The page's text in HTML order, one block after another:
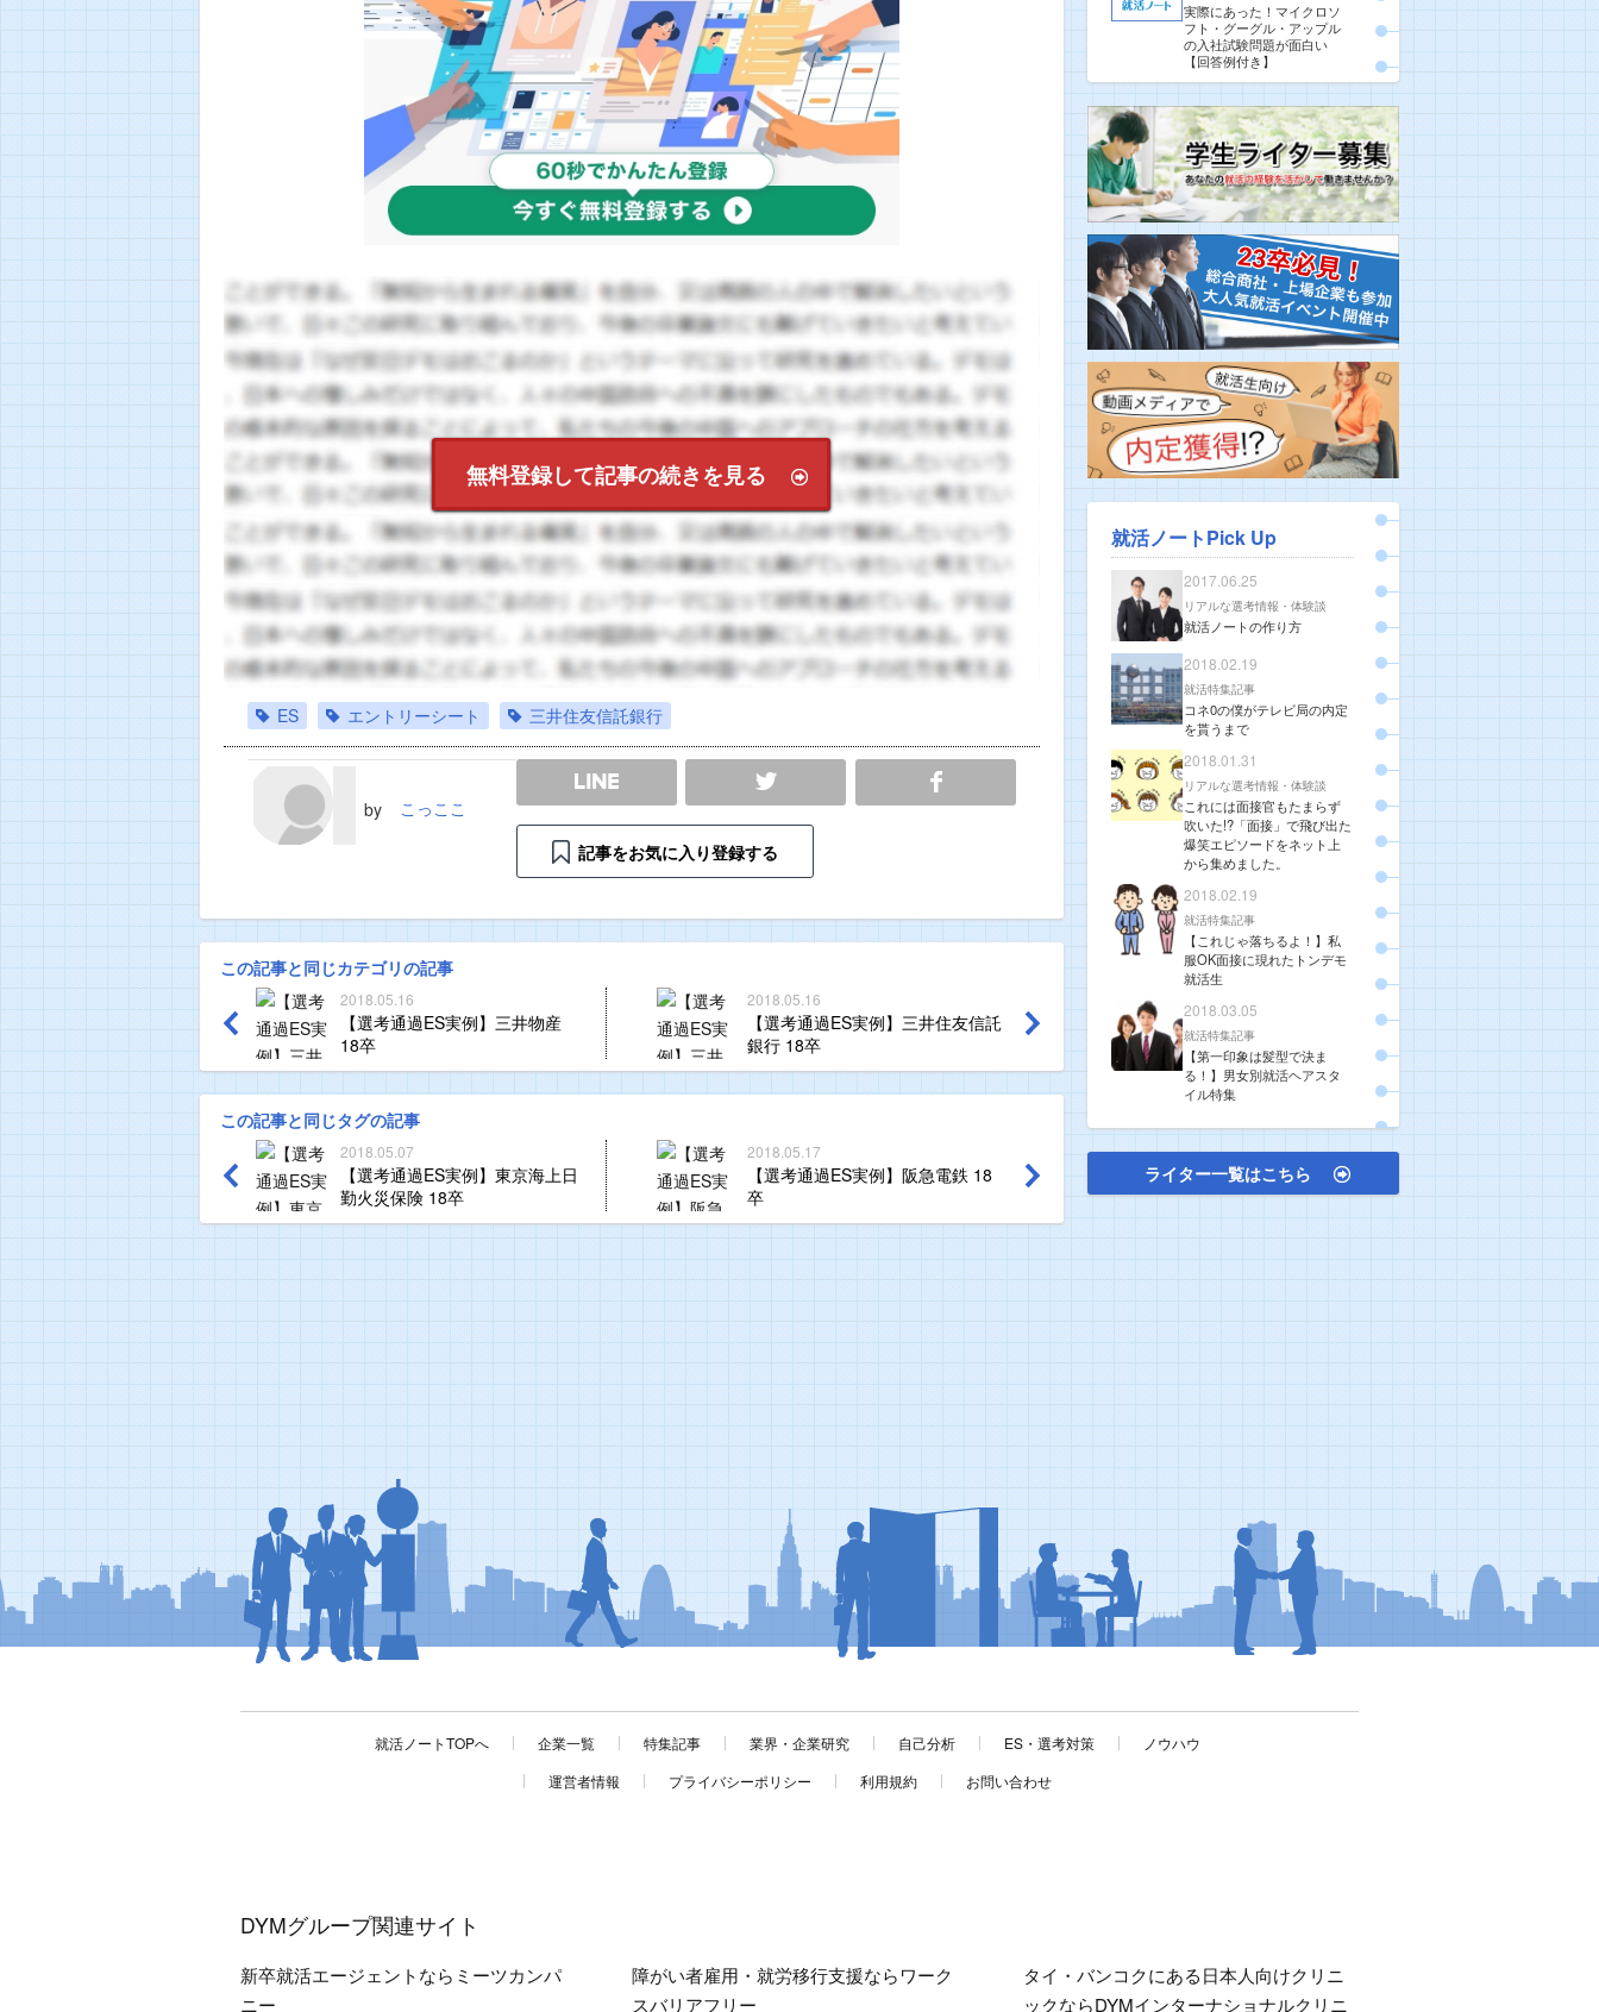
無料登録して記事の続きを見る
ES エントリーシート 三井住友信託銀行
by こっここ
LINE SHARE
記事をお気に入り登録する
この記事と同じカテゴリの記事
2018.05.16
【選考通過ES実例】三井物産
18卒
2018.05.16
【選考通過ES実例】三井住友信託
銀行 18卒
この記事と同じタグの記事
2018.05.07
【選考通過ES実例】東京海上日
勤火災保険 18卒
2018.05.17
【選考通過ES実例】阪急電鉄 18
卒
実際にあった！マイクロソ
フト・グーグル・アップル
の入社試験問題が面白い
【回答例付き】
就活ノートPick Up
2017.06.25
リアルな選考情報・体験談
就活ノートの作り方
2018.02.19
就活特集記事
コネ0の僕がテレビ局の内定
を貰うまで
2018.01.31
リアルな選考情報・体験談
これには面接官もたまらず
吹いた!?「面接」で飛び出た
爆笑エピソードをネット上
から集めました。
2018.02.19
就活特集記事
【これじゃ落ちるよ！】私
服OK面接に現れたトンデモ
就活生
2018.03.05
就活特集記事
【第一印象は髪型で決ま
る！】男女別就活ヘアスタ
イル特集
ライター一覧はこちら
就活ノートTOPへ 企業一覧 特集記事 業界・企業研究 自己分析 ES・選考対策
ノウハウ
運営者情報
プライバシーポリシー 利用規約 お問い合わせ
DYMグループ関連サイト
新卒就活エージェントならミーツカンパ
ニー
障がい者雇用・就労移行支援ならワーク
スバリアフリー
タイ・バンコクにある日本人向けクリニ
ックならDYMインターナショナルクリニ